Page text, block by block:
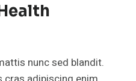
nunc sed blandit.